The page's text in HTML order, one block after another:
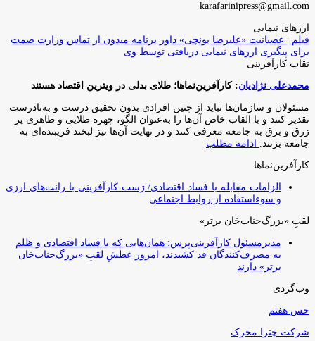
karafarinipress@gmail.com
ارزهای نیمایی
فیلم | عصبانیت «علیرضا یونچی» داور برنامه میدون از تماس وزارت صمت
برای پیگیری ارزهای نیمایی دریافتی توسط وی
نقاب کارآفرینی
محمدعلی نژادیان: کارآفرین‌نماها؛ طلای بدلی در ویترین اقتصاد هستند
مسئولان و سازمان‌ها نباید از چنین افرادی بدون تحقیق درست و به‌نادرست
تقدیر کنند و با القاب خاص آ‌ن‌ها را به‌عنوان الگو، چهره طلایی و ظاهری پر
زرق و برق به جامعه معرفی کنند و در نهایت آن‌ها نیز لبخند فریبنده‌ای به
جامعه بزنند.
ادامه مطلب
کارآفرین‌نماها
الزامات مقابله با فساد اقتصادی/ ژست کارآفرینی با رانت‌های ارزی
و سوءاستفاده از روابط اجتماعی
لقبِ «بزرگ‌جناب‌خان برتر»
مدیرمسئول کارآفرینی‌پرس: همان‌هایی که با فساد اقتصادی و ظلم
به مصرف‌کنندگان قد کشیدند، امروز عطشِ لقبِ «بزرگ‌جناب‌خان
برتر» دارند
وب‌گردی
حس هفتم
شرکت چترا محرک